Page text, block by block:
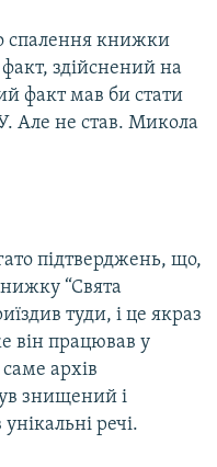
книжки
здійснений на
факт мав би стати
Але не став. Микола
підтверджень, що,
“Свята
туди, і це якраз
він працював у
архів
знищений і
речі.